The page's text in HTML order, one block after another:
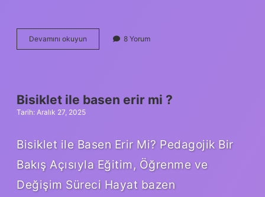
Devamını okuyun Vitisfera
resveratrol
8 Yorum
Bisiklet ile basen erir mi ?
Tarih: Aralık 27, 2025
Bisiklet ile Basen Erir Mi? Pedagojik Bir
Bakış Açısıyla Eğitim, Öğrenme ve
Değişim Süreci Hayat bazen